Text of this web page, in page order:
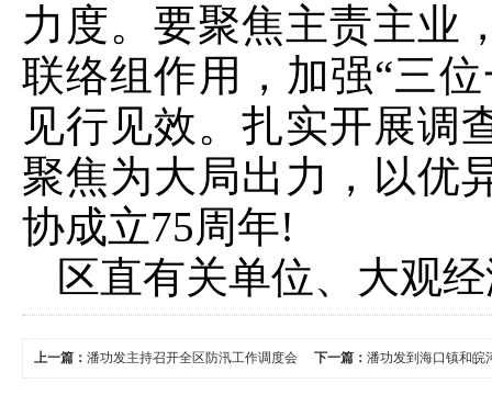
力度。要聚焦主责主业
联络组作用，加强“三
见行见效。扎实开展调
聚焦为大局出力，以优
协成立75周年!
区直有关单位、大观
上一篇： 潘功发主持召开全区防汛工作调度会 下一篇： 潘功发到海口镇和皖